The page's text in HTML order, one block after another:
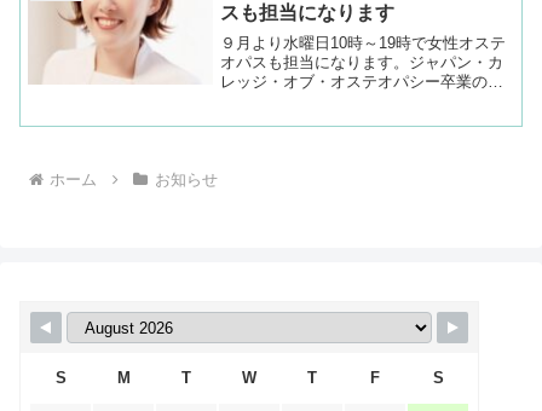
スも担当になります
９月より水曜日10時～19時で女性オステ
オパスも担当になります。ジャパン・カ
レッジ・オブ・オステオパシー卒業の蓮
ホーム
お知らせ
S M T W T F S